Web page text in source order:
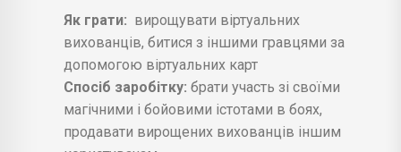
Як грати: вирощувати віртуальних
вихованців, битися з іншими гравцями за
допомогою віртуальних карт
Спосіб заробітку: брати участь зі своїми
магічними і бойовими істотами в боях,
продавати вирощених вихованців іншим